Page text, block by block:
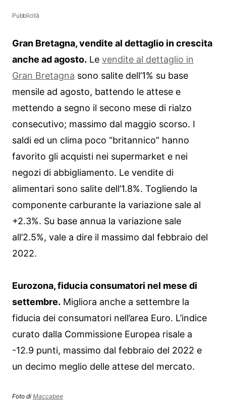
Pubblicità
Gran Bretagna, vendite al dettaglio in crescita
anche ad agosto. Le vendite al dettaglio in
Gran Bretagna sono salite dell’1% su base
mensile ad agosto, battendo le attese e
mettendo a segno il secono mese di rialzo
consecutivo; massimo dal maggio scorso. I
saldi ed un clima poco “britannico” hanno
favorito gli acquisti nei supermarket e nei
negozi di abbigliamento. Le vendite di
alimentari sono salite dell’1.8%. Togliendo la
componente carburante la variazione sale al
+2.3%. Su base annua la variazione sale
all’2.5%, vale a dire il massimo dal febbraio del
2022.
Eurozona, fiducia consumatori nel mese di
settembre. Migliora anche a settembre la
fiducia dei consumatori nell’area Euro. L’indice
curato dalla Commissione Europea risale a
-12.9 punti, massimo dal febbraio del 2022 e
un decimo meglio delle attese del mercato.
Foto di Maccabee